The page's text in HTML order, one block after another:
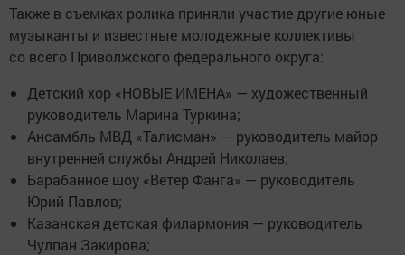
Также в съемках ролика приняли участие другие юные
музыканты и известные молодежные коллективы
со всего Приволжского федерального округа:
Детский хор «НОВЫЕ ИМЕНА» — художественный
руководитель Марина Туркина;
Ансамбль МВД «Талисман» — руководитель майор
внутренней службы Андрей Николаев;
Барабанное шоу «Ветер Фанга» — руководитель
Юрий Павлов;
Казанская детская филармония — руководитель
Чулпан Закирова;